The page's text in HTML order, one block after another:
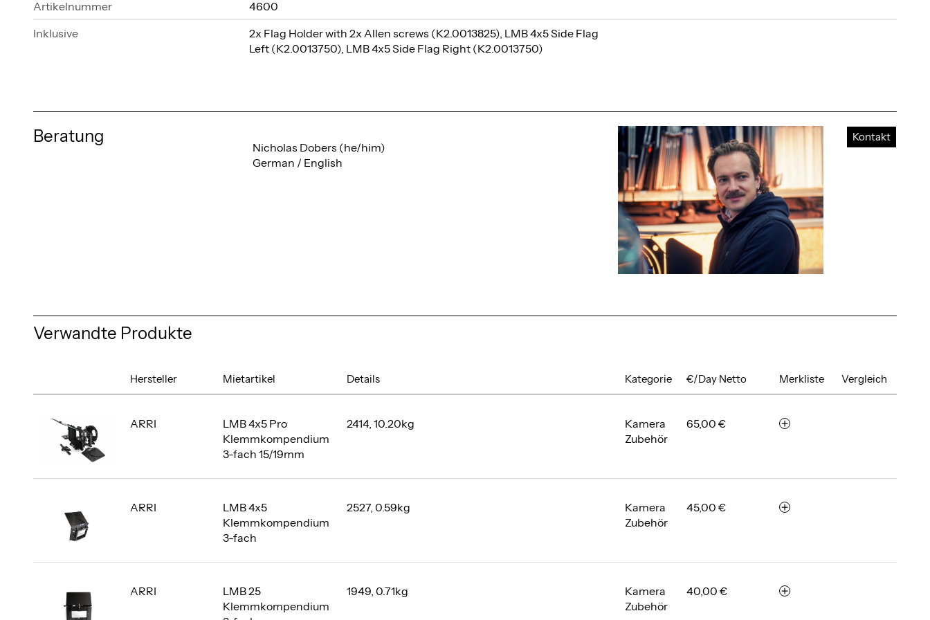
Artikelnummer
4600
Inklusive
2x Flag Holder with 2x Allen screws (K2.0013825), LMB 4x5 Side Flag
Left (K2.0013750), LMB 4x5 Side Flag Right (K2.0013750)
Beratung
Nicholas Dobers (he/him)
German / English
Kontakt
Verwandte Produkte
Hersteller Mietartikel Kategorie €/Day Netto
Details Merkliste Vergleich
LMB 4x5 Pro
Klemmkompendium
3-fach 15/19mm
2414, 10.20kg
ARRI
Kamera
Zubehör
65,00 €
m
k
n
LMB 4x5
Klemmkompendium
3-fach
2527, 0.59kg
ARRI
Kamera
Zubehör
45,00 €
m
k
n
LMB 25
Klemmkompendium
1949, 0.71kg
ARRI
Kamera
Zubehör
40,00 €
m